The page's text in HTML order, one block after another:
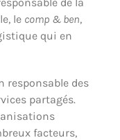
le comp & ben,
qui en
responsable des
partagés.
facteurs,